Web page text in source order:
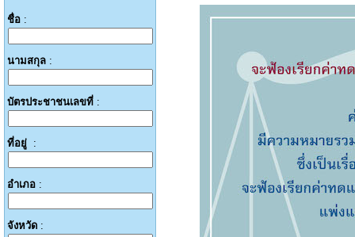
ชื่อ :
นามสกุล :
บัตรประชาชนเลขที่ :
ที่อยู่ :
อำเภอ :
จังหวัด :